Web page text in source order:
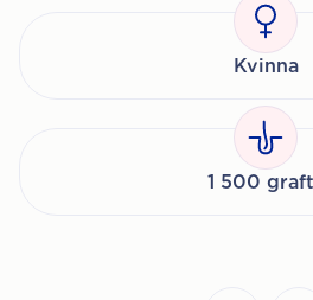
Kvinna
1 500